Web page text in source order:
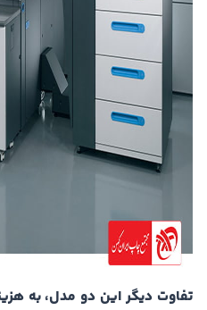
تفاوت دیگر این دو مدل، به